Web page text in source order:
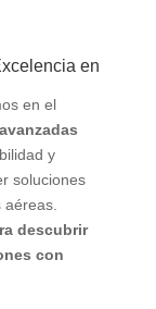
en
en el
y
soluciones
descubrir
con